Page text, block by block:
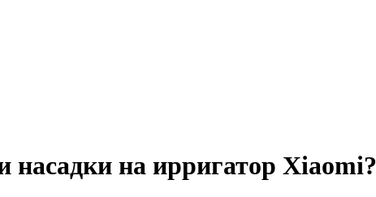
насадки на ирригатор Xiaomi?